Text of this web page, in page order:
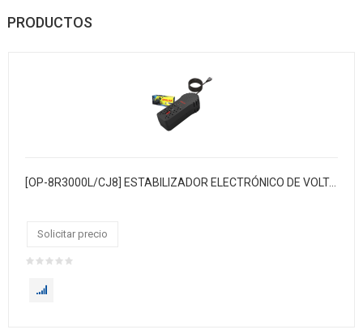
PRODUCTOS
[OP-8R3000L/CJ8] ESTABILIZADOR ELECTRÓNICO DE VOLTAJE DE 1500W
Solicitar precio